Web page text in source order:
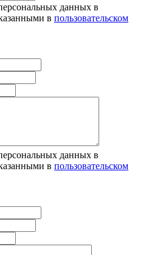
данных в
в пользовательском
данных в
в пользовательском